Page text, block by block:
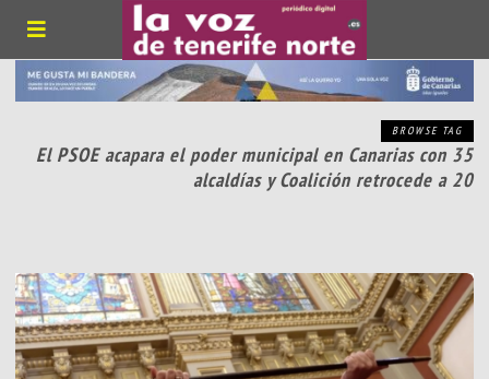
BROWSE TAG
El PSOE acapara el poder municipal en Canarias con 35
alcaldías y Coalición retrocede a 20